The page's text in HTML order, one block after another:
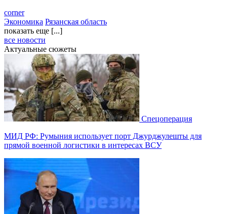
corner
Экономика Рязанская область
показать еще [...]
все новости
Актуальные сюжеты
Спецоперация
МИД РФ: Румыния использует порт Джурджулешты для
прямой военной логистики в интересах ВСУ